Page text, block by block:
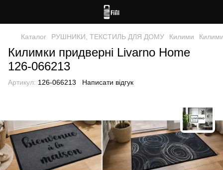
Каталог РУШНИКИ, ТЕКСТИЛЬ ДЛЯ ДОМУ Килими
Килимки придверні Livarno Home
126-066213
Артикул: 126-066213 Написати відгук